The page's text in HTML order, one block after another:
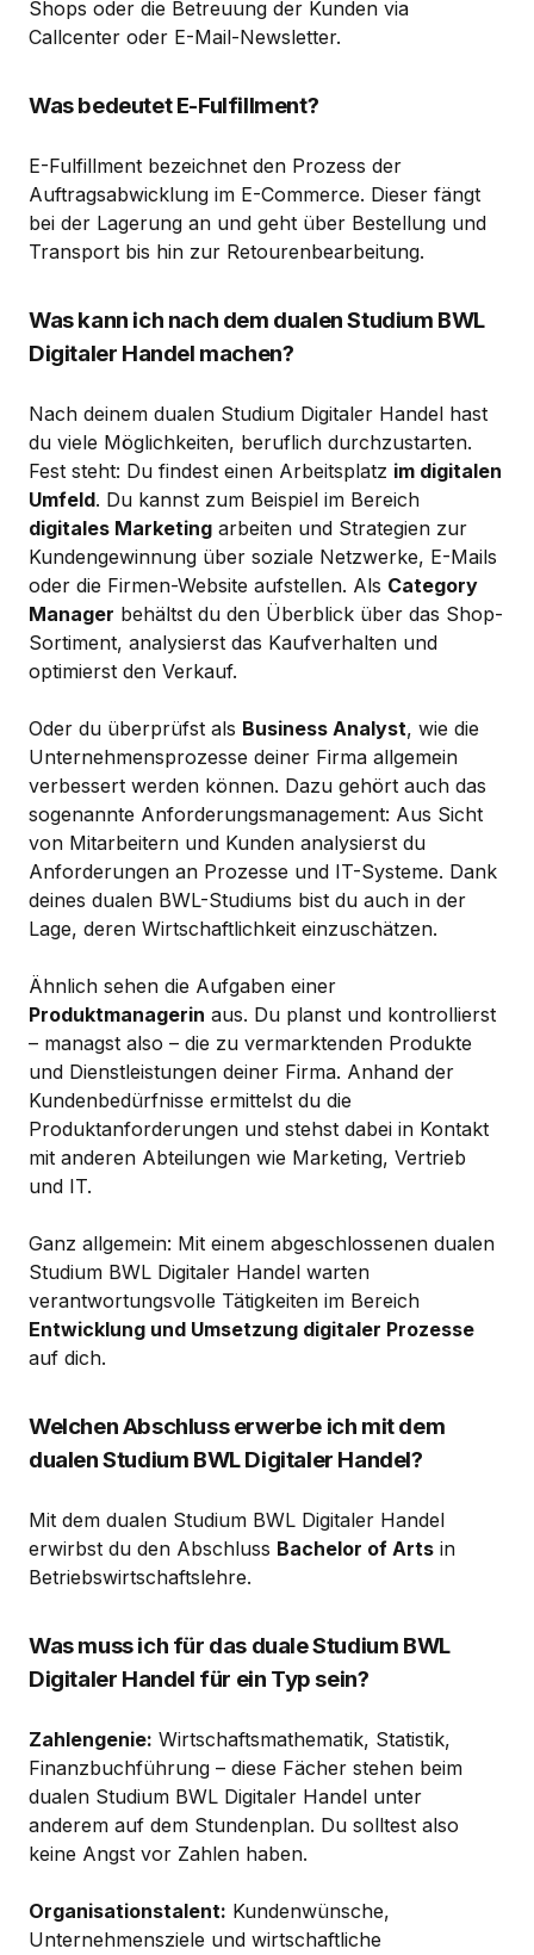
Shops oder die Betreuung der Kunden via
Callcenter oder E-Mail-Newsletter.
Was bedeutet E-Fulfillment?
E-Fulfillment bezeichnet den Prozess der
Auftragsabwicklung im E-Commerce. Dieser fängt
bei der Lagerung an und geht über Bestellung und
Transport bis hin zur Retourenbearbeitung.
Was kann ich nach dem dualen Studium BWL
Digitaler Handel machen?
Nach deinem dualen Studium Digitaler Handel hast
du viele Möglichkeiten, beruflich durchzustarten.
Fest steht: Du findest einen Arbeitsplatz im digitalen
Umfeld. Du kannst zum Beispiel im Bereich
digitales Marketing arbeiten und Strategien zur
Kundengewinnung über soziale Netzwerke, E-Mails
oder die Firmen-Website aufstellen. Als Category
Manager behältst du den Überblick über das Shop-
Sortiment, analysierst das Kaufverhalten und
optimierst den Verkauf.
Oder du überprüfst als Business Analyst, wie die
Unternehmensprozesse deiner Firma allgemein
verbessert werden können. Dazu gehört auch das
sogenannte Anforderungsmanagement: Aus Sicht
von Mitarbeitern und Kunden analysierst du
Anforderungen an Prozesse und IT-Systeme. Dank
deines dualen BWL-Studiums bist du auch in der
Lage, deren Wirtschaftlichkeit einzuschätzen.
Ähnlich sehen die Aufgaben einer
Produktmanagerin aus. Du planst und kontrollierst
– managst also – die zu vermarktenden Produkte
und Dienstleistungen deiner Firma. Anhand der
Kundenbedürfnisse ermittelst du die
Produktanforderungen und stehst dabei in Kontakt
mit anderen Abteilungen wie Marketing, Vertrieb
und IT.
Ganz allgemein: Mit einem abgeschlossenen dualen
Studium BWL Digitaler Handel warten
verantwortungsvolle Tätigkeiten im Bereich
Entwicklung und Umsetzung digitaler Prozesse
auf dich.
Welchen Abschluss erwerbe ich mit dem
dualen Studium BWL Digitaler Handel?
Mit dem dualen Studium BWL Digitaler Handel
erwirbst du den Abschluss Bachelor of Arts in
Betriebswirtschaftslehre.
Was muss ich für das duale Studium BWL
Digitaler Handel für ein Typ sein?
Zahlengenie: Wirtschaftsmathematik, Statistik,
Finanzbuchführung – diese Fächer stehen beim
dualen Studium BWL Digitaler Handel unter
anderem auf dem Stundenplan. Du solltest also
keine Angst vor Zahlen haben.
Organisationstalent: Kundenwünsche,
Unternehmensziele und wirtschaftliche